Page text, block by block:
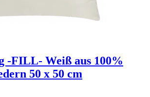
-FILL- Weiß aus 100%
50 x 50 cm